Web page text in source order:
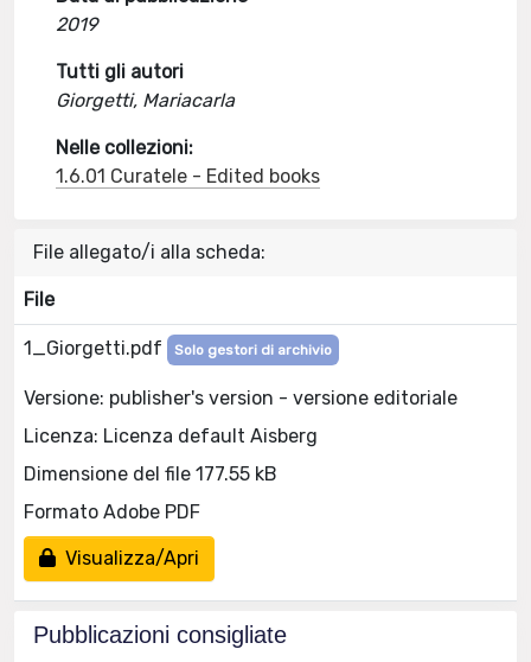
2019
Tutti gli autori
Giorgetti, Mariacarla
Nelle collezioni:
1.6.01 Curatele - Edited books
File allegato/i alla scheda:
File
1_Giorgetti.pdf Solo gestori di archivio
Versione: publisher's version - versione editoriale
Licenza: Licenza default Aisberg
Dimensione del file 177.55 kB
Formato Adobe PDF
Visualizza/Apri
Pubblicazioni consigliate